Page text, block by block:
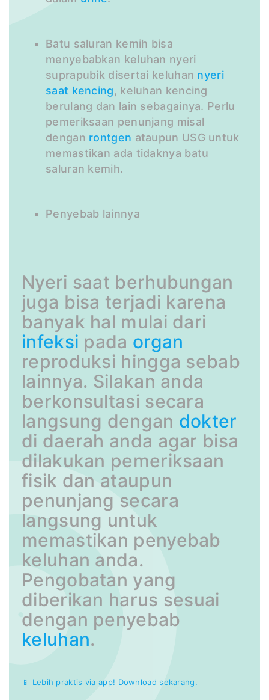
Batu saluran kemih bisa
menyebabkan keluhan nyeri
suprapubik disertai keluhan nyeri
saat kencing, keluhan kencing
berulang dan lain sebagainya. Perlu
pemeriksaan penunjang misal
dengan rontgen ataupun USG untuk
memastikan ada tidaknya batu
saluran kemih.
Penyebab lainnya
Nyeri saat berhubungan
juga bisa terjadi karena
banyak hal mulai dari
infeksi pada organ
reproduksi hingga sebab
lainnya. Silakan anda
berkonsultasi secara
langsung dengan dokter
di daerah anda agar bisa
dilakukan pemeriksaan
fisik dan ataupun
penunjang secara
langsung untuk
memastikan penyebab
keluhan anda.
Pengobatan yang
diberikan harus sesuai
dengan penyebab
keluhan.
📱 Lebih praktis via app! Download sekarang.